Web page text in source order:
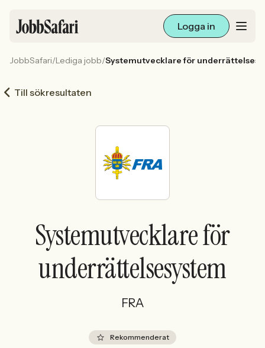
Logga in
Arbetsliv och karriär
För arbetsgivare
Sök med AI
Ny här? Skapa konto
JobbSafari/Lediga jobb/Systemutvecklare för
Till sökresultaten
Systemutvecklare för
underrättelsesystem
FRA
Rekommenderat